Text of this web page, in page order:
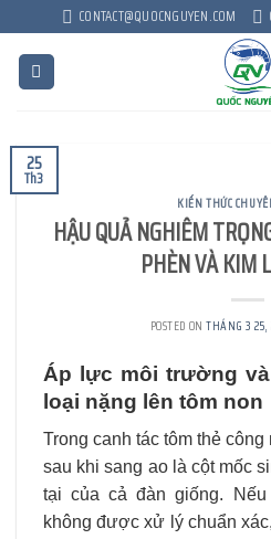
to
content
CONTACT@QUOCNGUYEN.COM
25
Th3
KIẾN THỨC
HẬU QUẢ NGHIÊM
PHÈN VÀ KIM
POSTED ONTHÁNG 3 25,
Áp lực môi trường
loại nặng lên tôm non
Trong canh tác tôm thẻ
sau khi sang ao là cột mốc
tại của cả đàn giống.
không được xử lý chuẩn